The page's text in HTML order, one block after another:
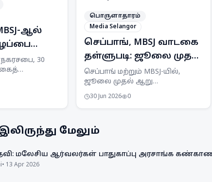
ஆல்
30
என
மூலம்
பொருளாதாரம்
Media Selangor
செப்பாங், MBSJ வாடகை
தள்ளுபடி: ஜூலை முதல்
1,300 வணிகர்கள் பலன்!
செப்பாங் மற்றும் MBSJ-யில்,
ஜூலை முதல் ஆறு
தள்ளுபடி வழங்கப்பட உள்ளது.
இது 1,300க்கும் மேற்பட்ட
30 Jun 2026 0
மேலும்
மலேசிய ஆர்வலர்கள் பாதுகாப்பு அரசாங்க
• 13 Apr 2026